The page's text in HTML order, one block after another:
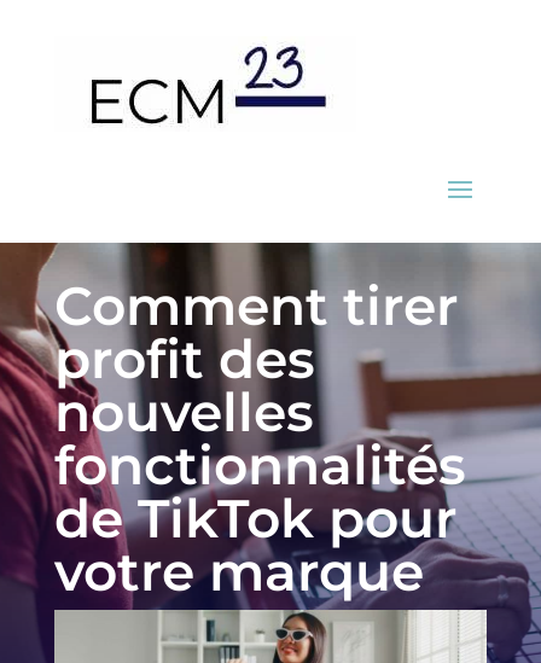
Comment tirer
profit des
nouvelles
fonctionnalités
de TikTok pour
votre marque